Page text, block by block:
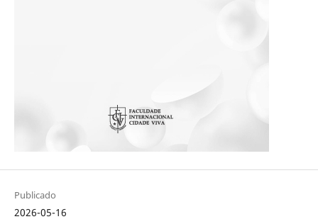
Publicado
2026-05-16